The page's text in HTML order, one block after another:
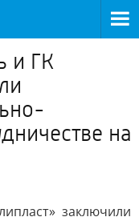
и ГК
на
заключили